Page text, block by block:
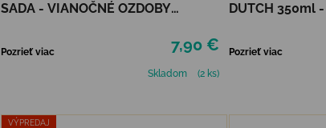
SADA - VIANOČNÉ OZDOBY
7,90 €
Pozrieť viac
Skladom
(2 ks)
DUTCH 350ml
Pozrieť viac
VÝPREDAJ